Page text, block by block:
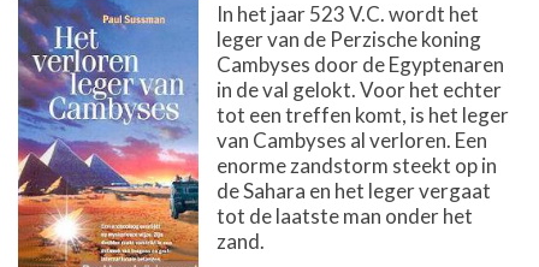
In het jaar 523 V.C. wordt het
leger van de Perzische koning
Cambyses door de Egyptenaren
in de val gelokt. Voor het echter
tot een treffen komt, is het leger
van Cambyses al verloren. Een
enorme zandstorm steekt op in
de Sahara en het leger vergaat
tot de laatste man onder het
zand.